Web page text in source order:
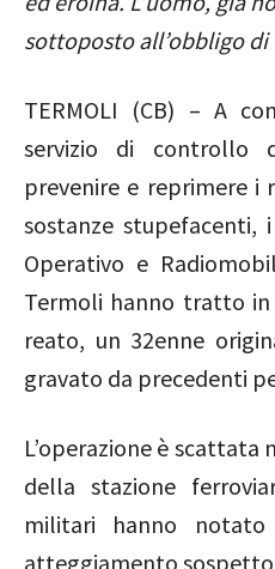
sottoposto all’obbligo
TERMOLI (CB) – A
servizio di controllo
prevenire e reprimere
sostanze stupefacenti,
Operativo e
Termoli hanno tratto
reato, un 32enne
gravato da precedenti
L’operazione è scattata
della stazione
militari hanno notato
atteggiamento